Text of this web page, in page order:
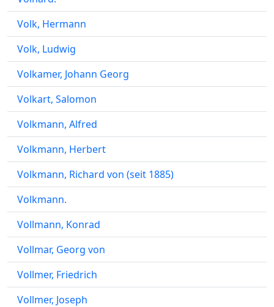
Volk, Hermann
Volk, Ludwig
Volkamer, Johann Georg
Volkart, Salomon
Volkmann, Alfred
Volkmann, Herbert
Volkmann, Richard von (seit 1885)
Volkmann.
Vollmann, Konrad
Vollmar, Georg von
Vollmer, Friedrich
Vollmer, Joseph